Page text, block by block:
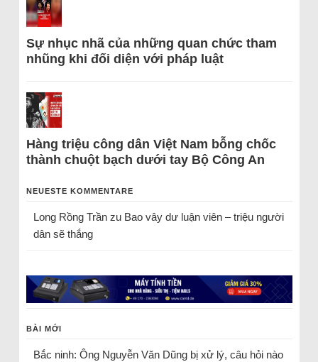
Sự nhục nhã của những quan chức tham
nhũng khi đối diện với pháp luật
Hàng triệu công dân Việt Nam bỗng chốc
thành chuột bạch dưới tay Bộ Công An
NEUESTE KOMMENTARE
Long Rồng Trầnzu Bao vây dư luận viên – triệu người
dân sẽ thắng
BÀI MỚI
Bắc ninh: Ông Nguyễn Văn Dũng bị xử lý, câu hỏi nào